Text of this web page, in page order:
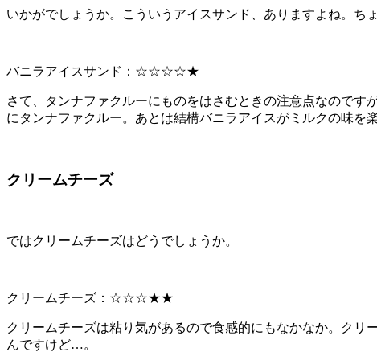
いかがでしょうか。こういうアイスサンド、ありますよね。ち
バニラアイスサンド：☆☆☆☆★
さて、タンナファクルーにものをはさむときの注意点なので
にタンナファクルー。あとは結構バニラアイスがミルクの味を
クリームチーズ
ではクリームチーズはどうでしょうか。
クリームチーズ：☆☆☆★★
クリームチーズは粘り気があるので食感的にもなかなか。ク
んですけど…。